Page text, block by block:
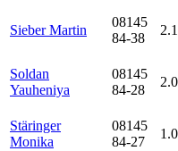
Sieber Martin
08145
84-38
Soldan
Yauheniya
08145
84-28
Stäringer
Monika
08145
84-27